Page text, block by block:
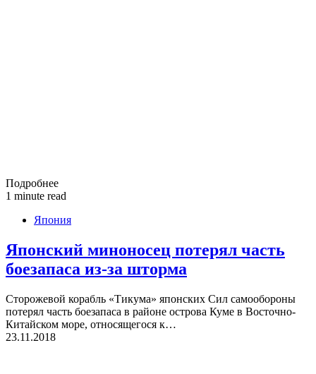
Подробнее
1 minute read
Япония
Японский миноносец потерял часть
боезапаса из-за шторма
Сторожевой корабль «Тикума» японских Сил самообороны
потерял часть боезапаса в районе острова Куме в Восточно-
Китайском море, относящегося к…
23.11.2018